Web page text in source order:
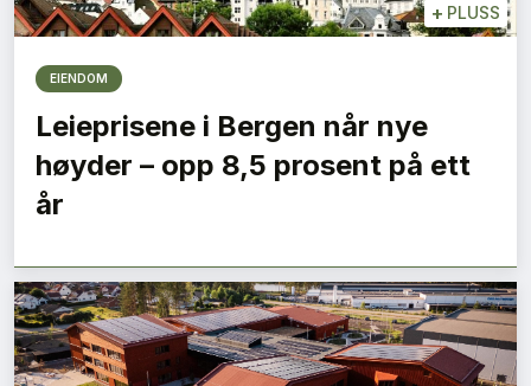
+ PLUSS
EIENDOM
Leieprisene i Bergen når nye
høyder – opp 8,5 prosent på ett
år